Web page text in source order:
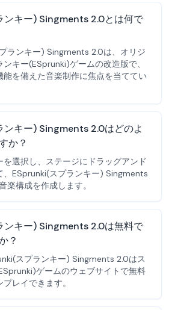
ンキー) Singments 2.0とは何で
ランキー) Singments 2.0は、オリジ
キー(ESprunki)ゲームの改造版で、
能を備えた音楽制作に焦点を当ててい
ンキー) Singments 2.0はどのよ
か？
を選択し、ステージにドラッグアンド
、ESprunki(スプランキー) Singments
楽構成を作成します。
ンキー) Singments 2.0は無料で
？
スプランキー) Singments 2.0はス
ゲームのウェブサイトで無料
レイできます。